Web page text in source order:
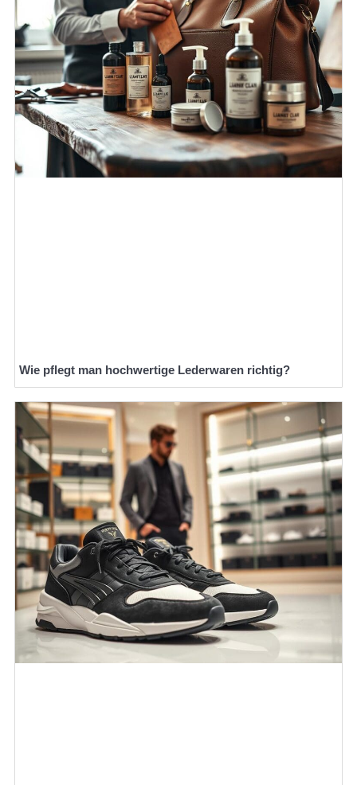
Wie pflegt man hochwertige Lederwaren richtig?